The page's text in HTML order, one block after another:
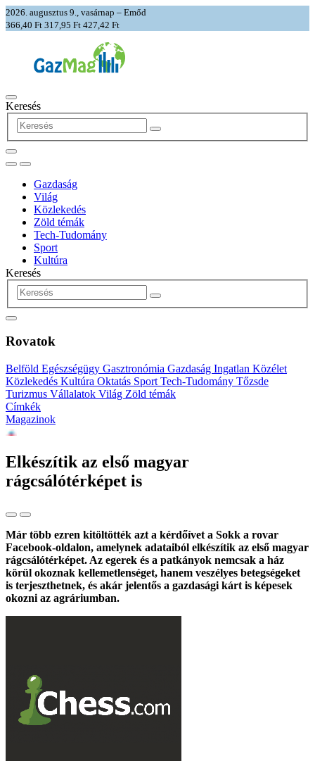
2026. augusztus 9., vasárnap – Emőd
366,40 Ft 317,95 Ft 427,42 Ft
Keresés
Gazdaság
Világ
Közlekedés
Zöld témák
Tech-Tudomány
Sport
Kultúra
Keresés
Rovatok
Belföld Egészségügy Gasztronómia Gazdaság Ingatlan Közélet
Közlekedés Kultúra Oktatás Sport Tech-Tudomány Tőzsde
Turizmus Vállalatok Világ Zöld témák
Címkék
Magazinok
Elkészítik az első magyar
rágcsálótérképet is
Már több ezren kitöltötték azt a kérdőívet a Sokk a rovar
Facebook-oldalon, amelynek adataiból elkészítik az első magyar
rágcsálótérképet. Az egerek és a patkányok nemcsak a ház
körül okoznak kellemetlenséget, hanem veszélyes betegségeket
is terjeszthetnek, és akár jelentős a gazdasági kárt is képesek
okozni az agráriumban.